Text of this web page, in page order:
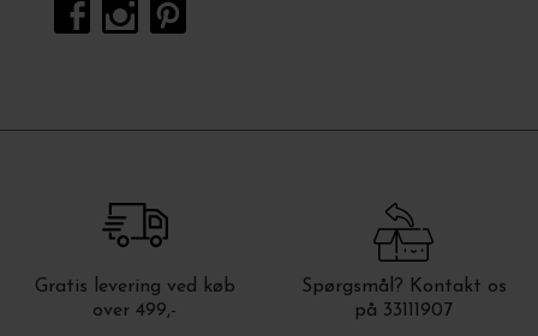
Gratis levering ved køb
over 499,-
Spørgsmål? Kontakt os
på 33111907